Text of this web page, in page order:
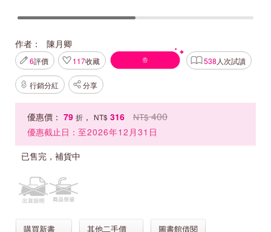
作者： 陳月卿
6評價 117收藏 538 人次試讀
行銷分紅 分享
優惠價： 79 折 ， NT$ 316 NT$ 400
優惠截止日： 至2026年12月31日
已售完，補貨中
購買新書
其他二手價
圖書館借閱